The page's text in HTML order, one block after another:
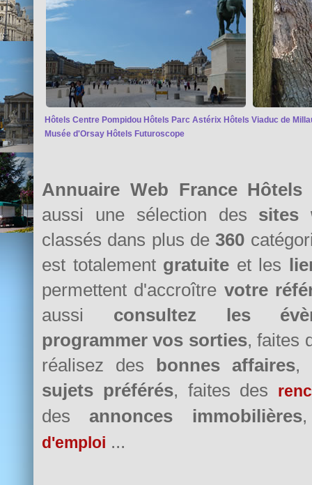
Hôtels Centre Pompidou Hôtels Parc Astérix Hôtels Viaduc de
Musée d'Orsay Hôtels Futuroscope
Annuaire Web France Hôtels
aussi une sélection des sites
classés dans plus de360
est totalement gratuite et les
permettent d'accroître votre
aussi consultez les
programmer vos sorties, faites
réalisez des
bonnes affaires,
sujets préférés, faites des
desannonces immobilières
d'emploi ...